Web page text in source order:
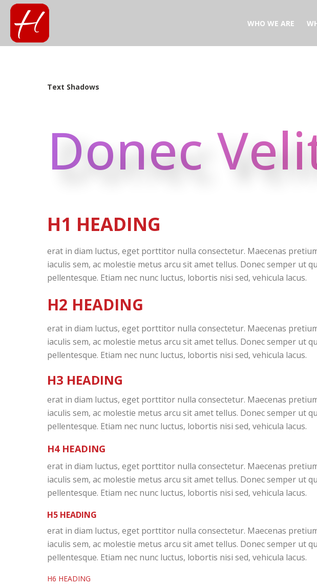
WHO WE ARE
Text Shadows
Donec
H1 HEADING
erat in diam luctus, eget porttitor nulla consectetur. Maecenas
iaculis sem, ac molestie metus arcu sit amet tellus. Donec semper ut
pellentesque. Etiam nec nunc luctus, lobortis nisi sed, vehicula lacus.
H2 HEADING
erat in diam luctus, eget porttitor nulla consectetur. Maecenas
iaculis sem, ac molestie metus arcu sit amet tellus. Donec semper ut
pellentesque. Etiam nec nunc luctus, lobortis nisi sed, vehicula lacus.
H3 HEADING
erat in diam luctus, eget porttitor nulla consectetur. Maecenas
iaculis sem, ac molestie metus arcu sit amet tellus. Donec semper ut
pellentesque. Etiam nec nunc luctus, lobortis nisi sed, vehicula lacus.
H4 HEADING
erat in diam luctus, eget porttitor nulla consectetur. Maecenas
iaculis sem, ac molestie metus arcu sit amet tellus. Donec semper ut
pellentesque. Etiam nec nunc luctus, lobortis nisi sed, vehicula lacus.
H5 HEADING
erat in diam luctus, eget porttitor nulla consectetur. Maecenas
iaculis sem, ac molestie metus arcu sit amet tellus. Donec semper ut
pellentesque. Etiam nec nunc luctus, lobortis nisi sed, vehicula lacus.
H6 HEADING